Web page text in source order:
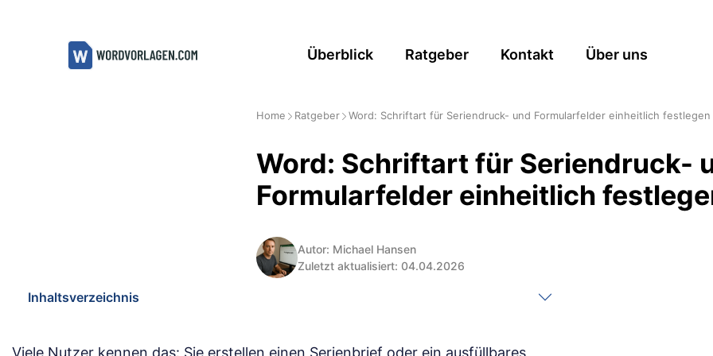
Überblick Ratgeber Kontakt Über uns
Home Ratgeber Word: Schriftart für Seriendruck- und Formularfelder einheitlich festlegen
Word: Schriftart für Seriendruck-
Formularfelder einheitlich
Autor: Michael Hansen
Zuletzt aktualisiert: 04.04.2026
Inhaltsverzeichnis
Viele Nutzer kennen das: Sie erstellen einen Serienbrief oder ein ausfüllbares